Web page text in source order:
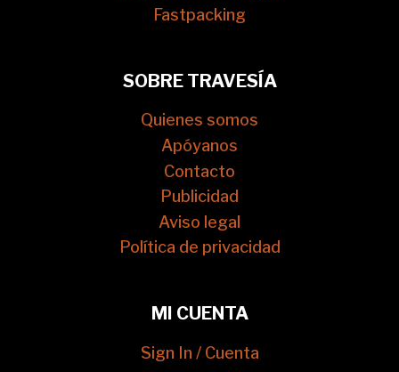
Fastpacking
SOBRE TRAVESÍA
Quienes somos
Apóyanos
Contacto
Publicidad
Aviso legal
Política de privacidad
MI CUENTA
Sign In / Cuenta